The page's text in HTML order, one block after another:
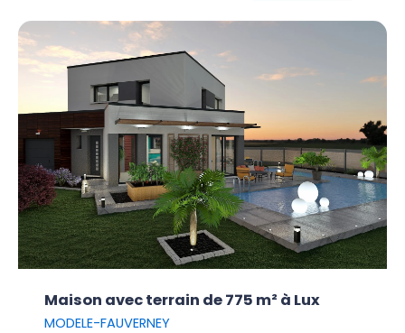
Maison avec terrain de 775 m² à Lux
MODELE-FAUVERNEY